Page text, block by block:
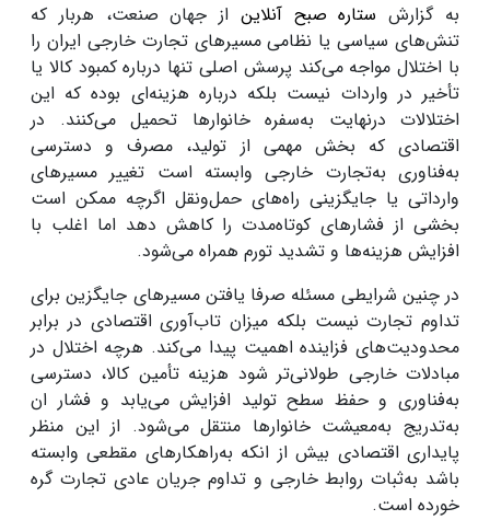
به گزارشستاره صبح آنلاین از جهان صنعت، هربار که
تنش‌های سیاسی یا نظامی مسیرهای تجارت خارجی ایران را
با اختلال مواجه می‌کند پرسش اصلی تنها درباره کمبود کالا یا
تأخیر در واردات نیست بلکه درباره هزینه‌ای بوده که این
اختلالات درنهایت به‌سفره خانوارها تحمیل می‌کنند. در
اقتصادی که بخش مهمی از تولید، مصرف و دسترسی
به‌فناوری به‌تجارت خارجی وابسته است تغییر مسیرهای
وارداتی یا جایگزینی راه‌های حمل‌ونقل اگرچه ممکن است
بخشی از فشارهای کوتاه‌مدت را کاهش دهد اما اغلب با
افزایش هزینه‌ها و تشدید تورم همراه می‌شود.
در چنین شرایطی مسئله صرفا یافتن مسیرهای جایگزین برای
تداوم تجارت نیست بلکه میزان تاب‌آوری اقتصادی در برابر
محدودیت‌های فزاینده اهمیت پیدا می‌کند. هرچه اختلال در
مبادلات خارجی طولانی‌تر شود هزینه تأمین کالا، دسترسی
به‌فناوری و حفظ سطح تولید افزایش می‌یابد و فشار ان
به‌تدریج به‌معیشت خانوارها منتقل می‌شود. از این منظر
پایداری اقتصادی بیش از انکه به‌راهکارهای مقطعی وابسته
باشد به‌ثبات روابط خارجی و تداوم جریان عادی تجارت گره
خورده است.